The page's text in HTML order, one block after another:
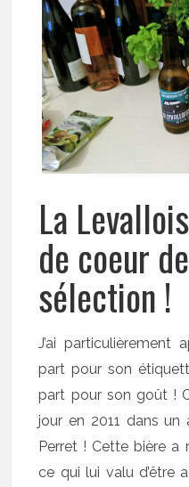
La
de coeur
sélection !
J’ai particulièrement
part pour son
part pour son goût !
jour en 2011 dans
Perret ! Cette bière a
ce qui lui valu d’être